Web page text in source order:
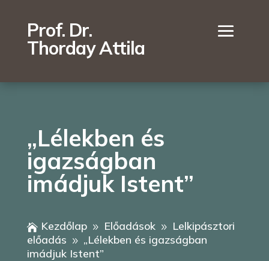
Prof. Dr.
Thorday Attila
„Lélekben és
igazságban
imádjuk Istent”
 Kezdőlap 9 Előadások 9
Lelkipásztori
előadás
9 „Lélekben és igazságban
imádjuk Istent”